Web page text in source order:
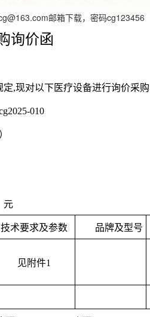
邮箱下载，密码cg123456
询价函
定,现对以下医疗设备进行询价采
010
元
技术要求及参数 品牌及型号
见附件1